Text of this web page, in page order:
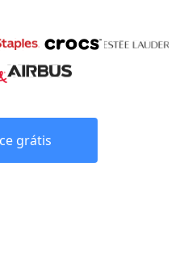
grátis